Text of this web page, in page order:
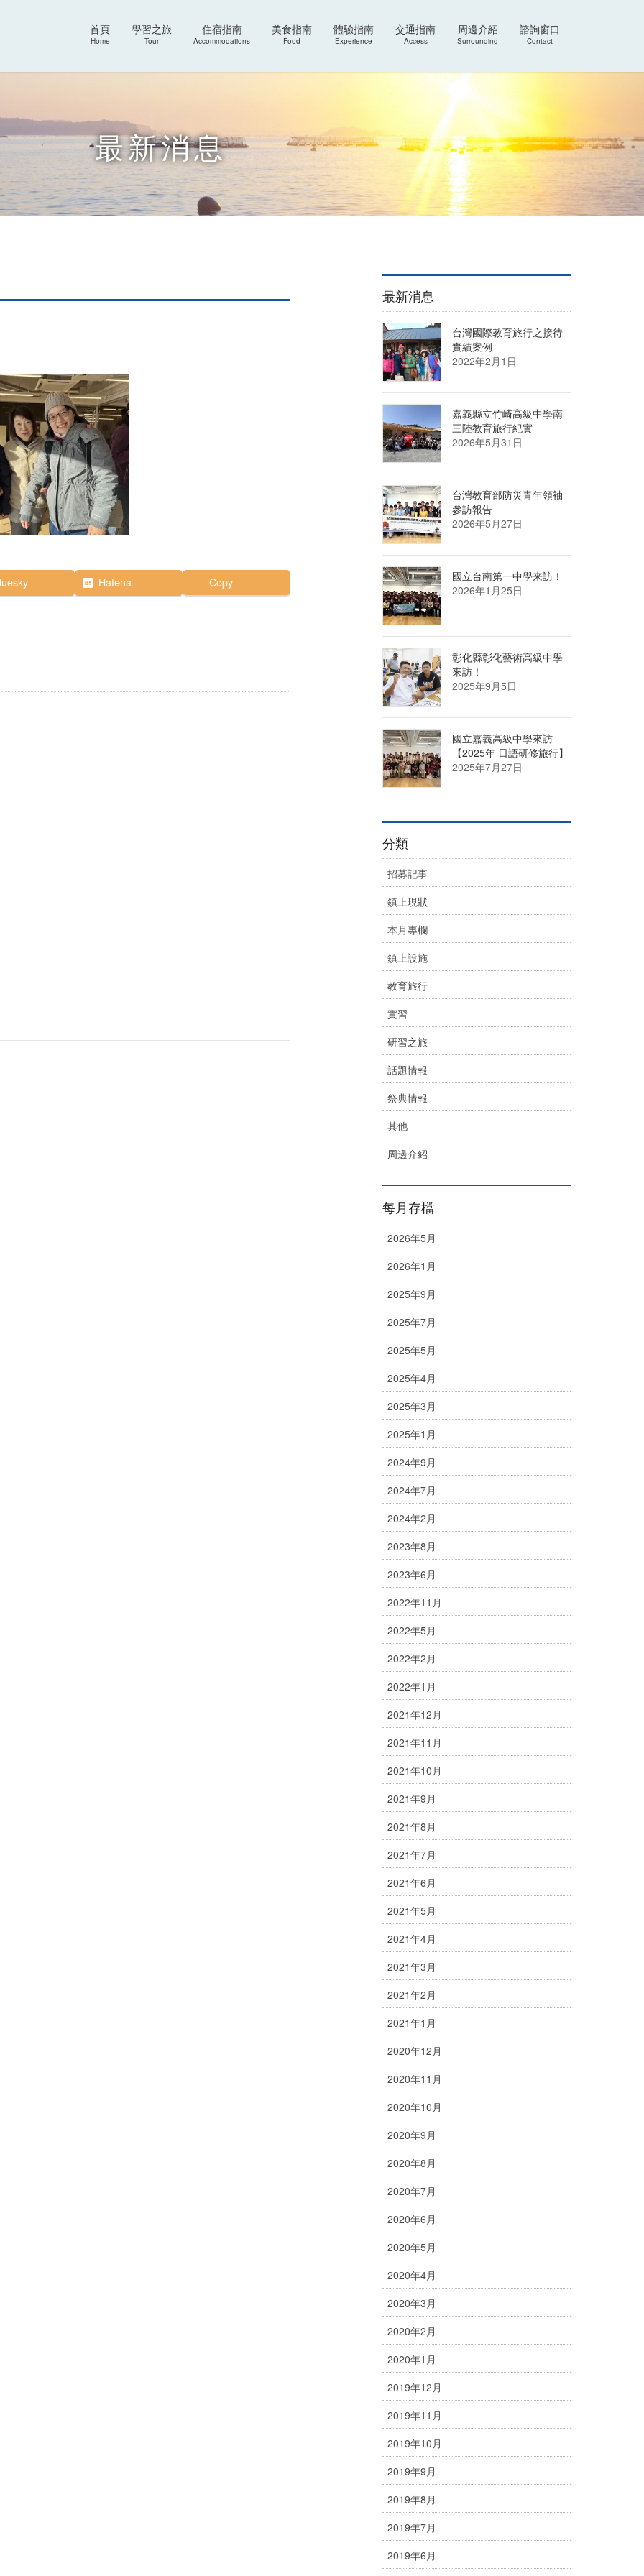
首頁
Home
學習之旅
Tour
住宿指南
Accommodations
美食指南
Food
體驗指南
Experience
交通指南
Access
周邊介紹
Surrounding
諮詢窗口
Contact
最新消息
Hatena Copy
最新消息
台灣國際教育旅行之接待
實績案例
2022年2月1日
嘉義縣立竹崎高級中學南
三陸教育旅行紀實
2026年5月31日
台灣教育部防災青年領袖
參訪報告
2026年5月27日
國立台南第一中學来訪！
2026年1月25日
彰化縣彰化藝術高級中學
來訪！
2025年9月5日
國立嘉義高級中學來訪
【2025年 日語研修旅行】
2025年7月27日
分類
招募記事
鎮上現狀
本月專欄
鎮上設施
教育旅行
實習
研習之旅
話題情報
祭典情報
其他
周邊介紹
每月存檔
2026年5月
2026年1月
2025年9月
2025年7月
2025年5月
2025年4月
2025年3月
2025年1月
2024年9月
2024年7月
2024年2月
2023年8月
2023年6月
2022年11月
2022年5月
2022年2月
2022年1月
2021年12月
2021年11月
2021年10月
2021年9月
2021年8月
2021年7月
2021年6月
2021年5月
2021年4月
2021年3月
2021年2月
2021年1月
2020年12月
2020年11月
2020年10月
2020年9月
2020年8月
2020年7月
2020年6月
2020年5月
2020年4月
2020年3月
2020年2月
2020年1月
2019年12月
2019年11月
2019年10月
2019年9月
2019年8月
2019年7月
2019年6月